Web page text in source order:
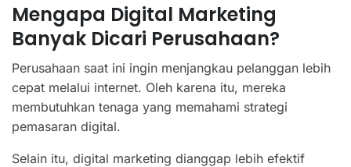
Mengapa Digital Marketing
Banyak Dicari Perusahaan?
Perusahaan saat ini ingin menjangkau pelanggan lebih
cepat melalui internet. Oleh karena itu, mereka
membutuhkan tenaga yang memahami strategi
pemasaran digital.
Selain itu, digital marketing dianggap lebih efektif